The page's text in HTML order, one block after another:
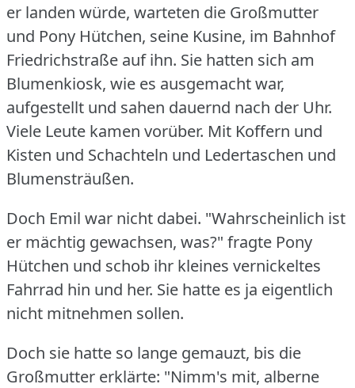
er landen würde, warteten die Großmutter
und Pony Hütchen, seine Kusine, im Bahnhof
Friedrichstraße auf ihn. Sie hatten sich am
Blumenkiosk, wie es ausgemacht war,
aufgestellt und sahen dauernd nach der Uhr.
Viele Leute kamen vorüber. Mit Koffern und
Kisten und Schachteln und Ledertaschen und
Blumensträußen.
Doch Emil war nicht dabei. "Wahrscheinlich ist
er mächtig gewachsen, was?" fragte Pony
Hütchen und schob ihr kleines vernickeltes
Fahrrad hin und her. Sie hatte es ja eigentlich
nicht mitnehmen sollen.
Doch sie hatte so lange gemauzt, bis die
Großmutter erklärte: "Nimm's mit, alberne